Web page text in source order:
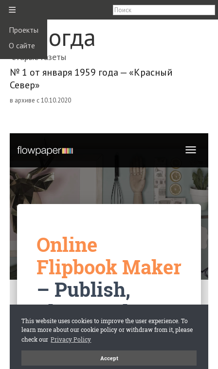
≡
Проекты
О сайте
Вологда
старые газеты
№ 1 от января 1959 года — «Красный
Север»
в архиве с 10.10.2020